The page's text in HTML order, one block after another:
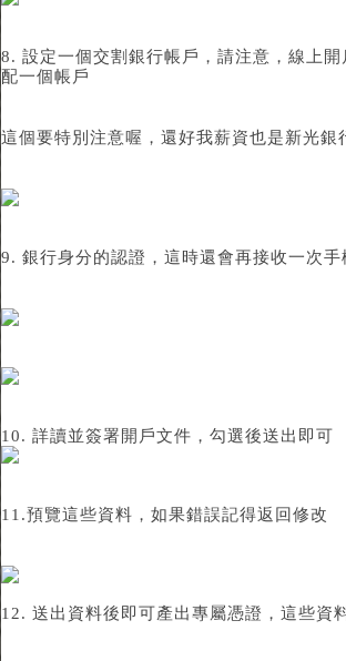
8. 設定一個交割銀行帳戶，請注意，線上
配一個帳戶
這個要特別注意喔，還好我薪資也是新光銀
9. 銀行身分的認證，這時還會再接收一次手
10. 詳讀並簽署開戶文件，勾選後送出即可
11.預覽這些資料，如果錯誤記得返回修改
12. 送出資料後即可產出專屬憑證，這些資